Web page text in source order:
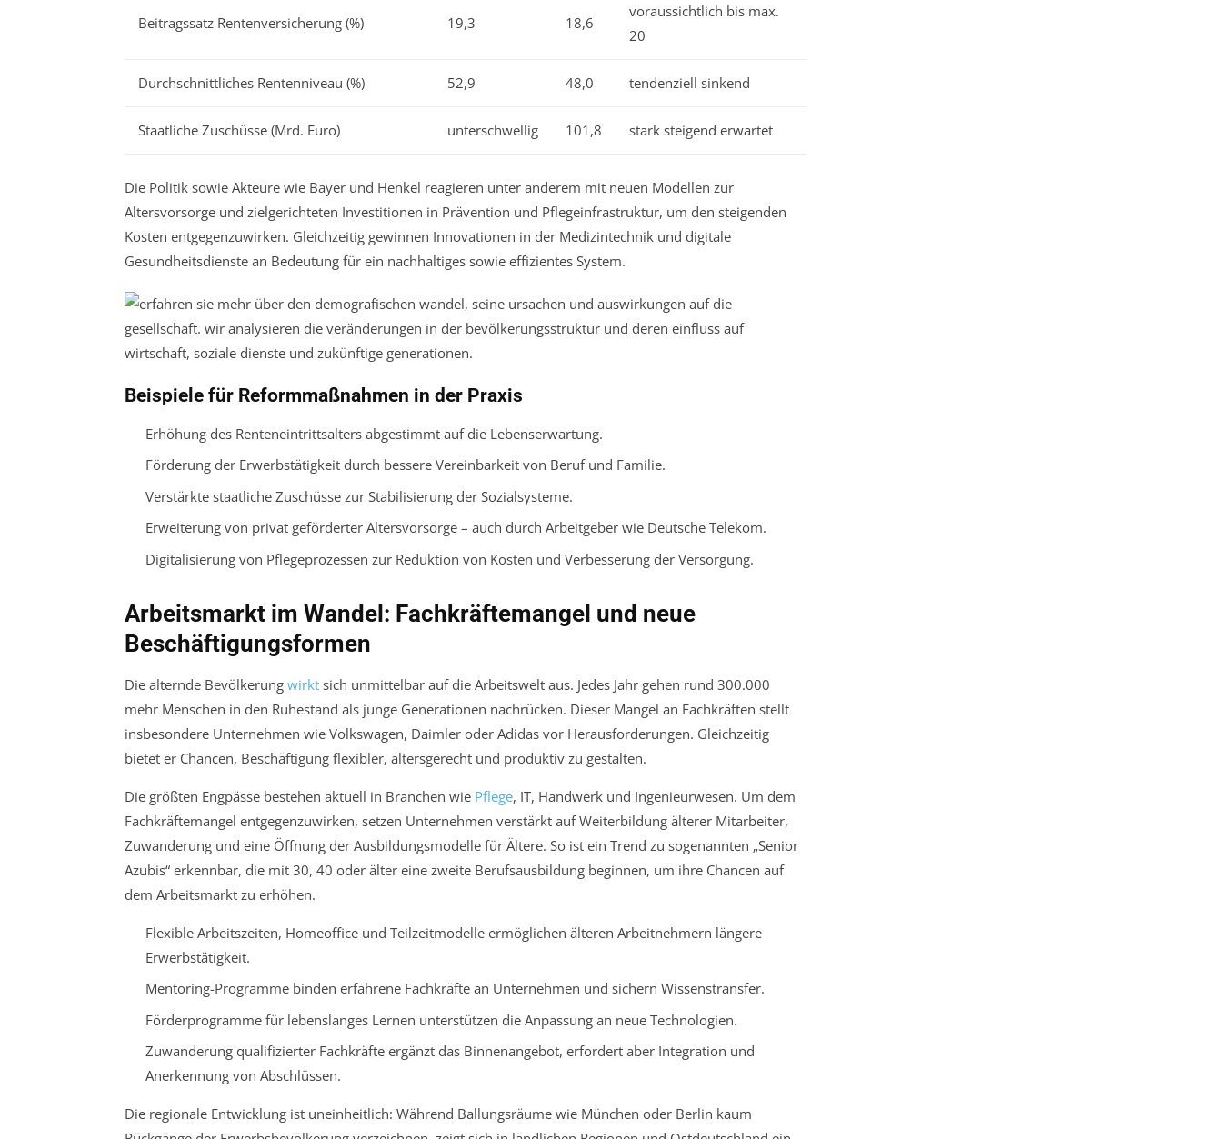
Beitragssatz Rentenversicherung (%) 19,3 18,6
voraussichtlich bis max.
20
Durchschnittliches Rentenniveau (%) 52,9 48,0 tendenziell sinkend
Staatliche Zuschüsse (Mrd. Euro) unterschwellig 101,8 stark steigend erwartet
Die Politik sowie Akteure wie Bayer und Henkel reagieren unter anderem mit neuen Modellen zur
Altersvorsorge und zielgerichteten Investitionen in Prävention und Pflegeinfrastruktur, um den steigenden
Kosten entgegenzuwirken. Gleichzeitig gewinnen Innovationen in der Medizintechnik und digitale
Gesundheitsdienste an Bedeutung für ein nachhaltiges sowie effizientes System.
Beispiele für Reformmaßnahmen in der Praxis
Erhöhung des Renteneintrittsalters abgestimmt auf die Lebenserwartung.
Förderung der Erwerbstätigkeit durch bessere Vereinbarkeit von Beruf und Familie.
Verstärkte staatliche Zuschüsse zur Stabilisierung der Sozialsysteme.
Erweiterung von privat geförderter Altersvorsorge – auch durch Arbeitgeber wie Deutsche Telekom.
Digitalisierung von Pflegeprozessen zur Reduktion von Kosten und Verbesserung der Versorgung.
Arbeitsmarkt im Wandel: Fachkräftemangel und neue
Beschäftigungsformen
Die alternde Bevölkerung wirkt sich unmittelbar auf die Arbeitswelt aus. Jedes Jahr gehen rund 300.000
mehr Menschen in den Ruhestand als junge Generationen nachrücken. Dieser Mangel an Fachkräften stellt
insbesondere Unternehmen wie Volkswagen, Daimler oder Adidas vor Herausforderungen. Gleichzeitig
bietet er Chancen, Beschäftigung flexibler, altersgerecht und produktiv zu gestalten.
Die größten Engpässe bestehen aktuell in Branchen wie Pflege, IT, Handwerk und Ingenieurwesen. Um dem
Fachkräftemangel entgegenzuwirken, setzen Unternehmen verstärkt auf Weiterbildung älterer Mitarbeiter,
Zuwanderung und eine Öffnung der Ausbildungsmodelle für Ältere. So ist ein Trend zu sogenannten „Senior
Azubis“ erkennbar, die mit 30, 40 oder älter eine zweite Berufsausbildung beginnen, um ihre Chancen auf
dem Arbeitsmarkt zu erhöhen.
Flexible Arbeitszeiten, Homeoffice und Teilzeitmodelle ermöglichen älteren Arbeitnehmern längere
Erwerbstätigkeit.
Mentoring-Programme binden erfahrene Fachkräfte an Unternehmen und sichern Wissenstransfer.
Förderprogramme für lebenslanges Lernen unterstützen die Anpassung an neue Technologien.
Zuwanderung qualifizierter Fachkräfte ergänzt das Binnenangebot, erfordert aber Integration und
Anerkennung von Abschlüssen.
Die regionale Entwicklung ist uneinheitlich: Während Ballungsräume wie München oder Berlin kaum